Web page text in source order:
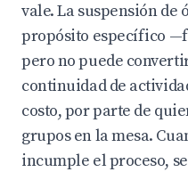
vale. La suspensión de
propósito específico
pero no puede
continuidad de
costo, por parte de
grupos en la mesa.
incumple el proceso,